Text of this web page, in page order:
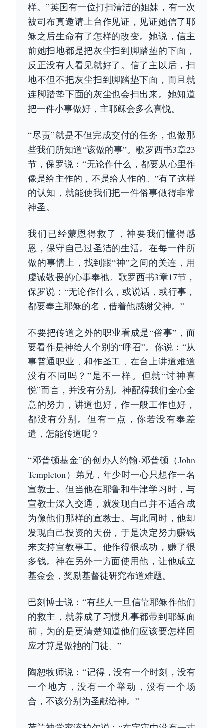
样。”英国有一位打扫清洁的姐妹，有一次
被司布真邀请上台作见证，见证她信了耶
稣之后生命有了怎样的改变。她说，信主
前她扫地都是把灰尘扫到脚踏垫的下面，
反正没有人看见就好了。信了主以后，扫
地不但不把灰尘扫到脚踏垫下面，而且就
连脚踏垫下面的灰尘也会扫出来。她知道
把一件小事做好，主耶稣会多么喜悦。
“尽责”就是不但完成交付的任务，也做那
些我们所知道“该做的事”。歌罗西书3章23
节，保罗说：“无论作什么，都要从心里作
像是给主作的，不是给人作的。”有了这样
的认知，就能使我们把一件俗事做得非常
神圣。
我们已经蒙恩得救了，神要我们懂得感
恩，保守自己过圣洁的生活。在每一件所
做的事情上，找到跟“神”之间的关连，用
虔诚敬畏的心事奉祂。歌罗西书3章17节，
保罗说：“无论作什么，或说话，或行事，
都要奉主耶稣的名，借着他感谢父神。”
不要把传道之外的职业看成是“俗事”，而
要看作是神给人个别的“呼召”。你说：“从
事普通职业，和作圣工，在台上讲道难道
没有不同吗？”是不一样。但就“讨神喜
悦”而言，并没有分别。神配得我们全心全
意的努力，讲道也好，作一般工作也好，
都没有分别。但有一点，你若没有奉差
遣，怎能传道呢？
“邓普顿基金”的创办人约翰‧邓普顿（John
Templeton）弟兄，年少时一心只想作一名
宣教士。但当他在耶鲁和牛津学习时，与
宣教士深入交通，就发现自己并不适合成
为像他们那样的宣教士。与此同时，他却
发现自己投资的天份，于是决定努力赚钱
来支持宣教事工。他作得很成功，赚了很
多钱。神在另外一方面使用他，让他成立
基金会，奖励基督徒研究布道难题。
巴刻博士说：“有些人一旦信靠耶稣作他们
的救主，就养成了习惯凡事都带到耶稣面
前，为的是更清楚知道他们应该要怎样回
应才算是做祂的门徒。”
陶恕牧师说：“记得，没有一个时刻，没有
一个地方，没有一个举动，没有一个场
合，不该分别为圣献给神。”